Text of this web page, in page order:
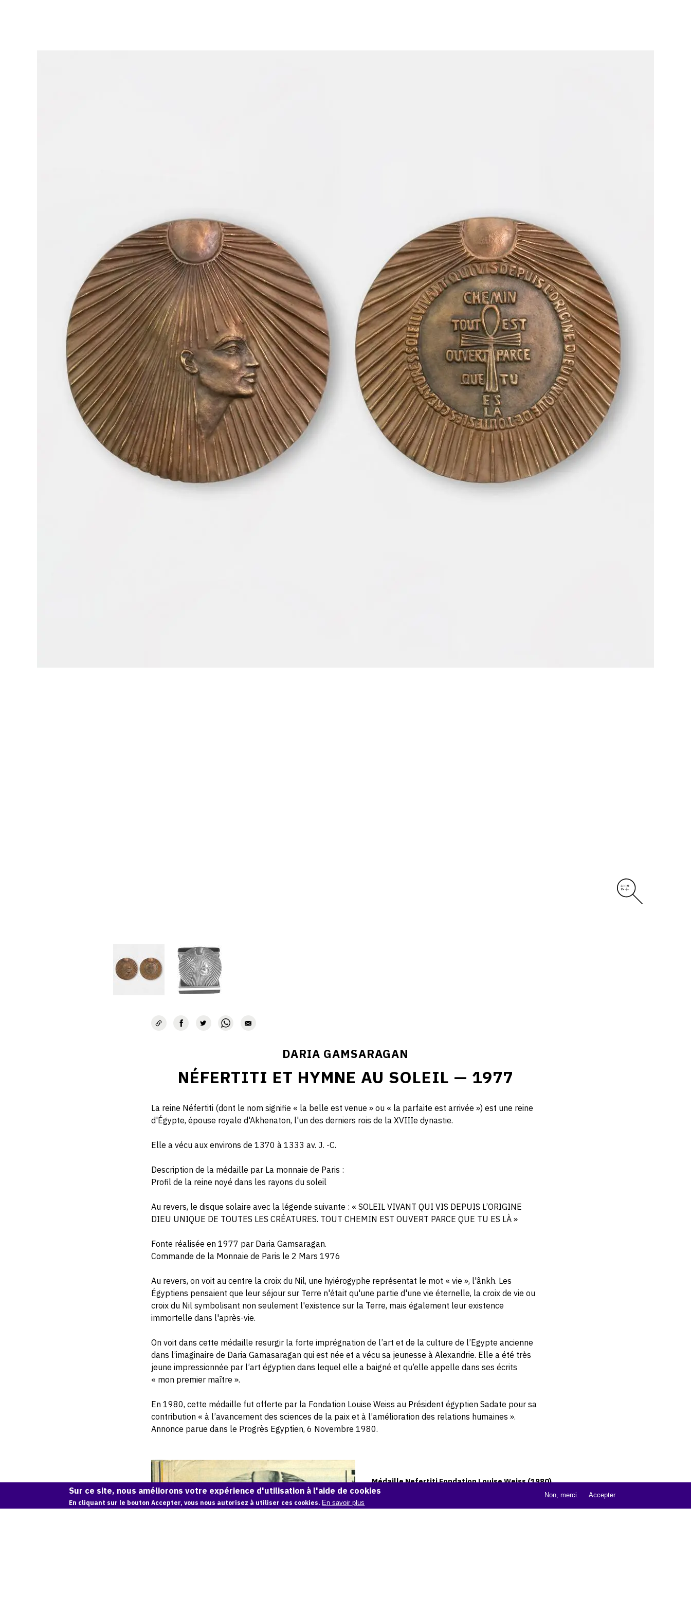
DARIA GAMSARAGAN
NÉFERTITI ET HYMNE AU SOLEIL — 1977
La reine Néfertiti (dont le nom signifie « la belle est venue » ou « la parfaite est arrivée ») est une reine
d'Égypte, épouse royale d'Akhenaton, l'un des derniers rois de la XVIIIe dynastie.
Elle a vécu aux environs de 1370 à 1333 av. J. -C.
Description de la médaille par La monnaie de Paris :
Profil de la reine noyé dans les rayons du soleil
Au revers, le disque solaire avec la légende suivante : « SOLEIL VIVANT QUI VIS DEPUIS L’ORIGINE
DIEU UNIQUE DE TOUTES LES CRÉATURES. TOUT CHEMIN EST OUVERT PARCE QUE TU ES LÀ »
Fonte réalisée en 1977 par Daria Gamsaragan.
Commande de la Monnaie de Paris le 2 Mars 1976
Au revers, on voit au centre la croix du Nil, une hyiérogyphe représentat le mot « vie », l'ânkh. Les
Égyptiens pensaient que leur séjour sur Terre n'était qu'une partie d'une vie éternelle, la croix de vie ou
croix du Nil symbolisant non seulement l'existence sur la Terre, mais également leur existence
immortelle dans l'après-vie.
On voit dans cette médaille resurgir la forte imprégnation de l’art et de la culture de l’Egypte ancienne
dans l’imaginaire de Daria Gamasaragan qui est née et a vécu sa jeunesse à Alexandrie. Elle a été très
jeune impressionnée par l’art égyptien dans lequel elle a baigné et qu’elle appelle dans ses écrits
« mon premier maître ».
En 1980, cette médaille fut offerte par la Fondation Louise Weiss au Président égyptien Sadate pour sa
contribution « à l’avancement des sciences de la paix et à l’amélioration des relations humaines ».
Annonce parue dans le Progrès Egyptien, 6 Novembre 1980.
Médaille Nefertiti Fondation Louise Weiss (1980)
Sur ce site, nous améliorons votre expérience d'utilisation à l'aide de cookies
En cliquant sur le bouton Accepter, vous nous autorisez à utiliser ces cookies. En savoir plus
Non, merci. Accepter